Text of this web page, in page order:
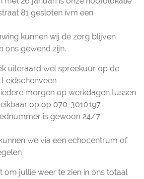
81 gesloten ivm een
kunnen wij de zorg blijven
ons gewend zijn.
uiteraard wel spreekuur op de
iedere morgen op werkdagen tussen
op op 070-3010197
is gewoon 24/7
we via een echocentrum of
om jullie weer te zien in ons totaal